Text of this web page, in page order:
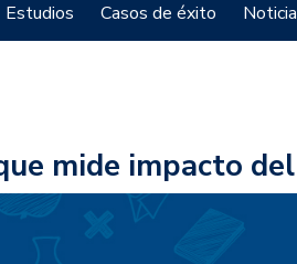
Estudios Casos de éxito
mide impacto